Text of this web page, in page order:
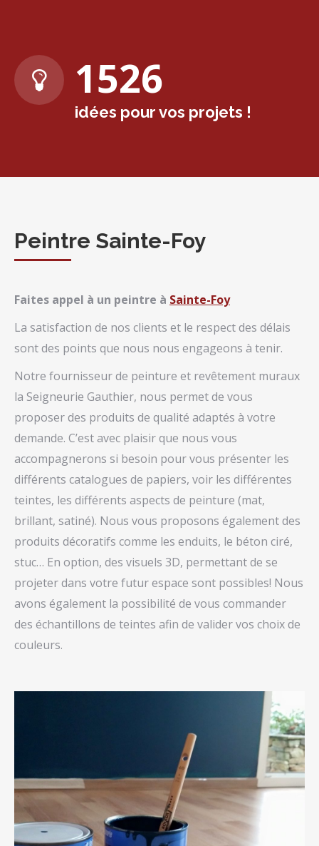
1569
idées pour vos projets !
Peintre Sainte-Foy
Faites appel à un peintre à Sainte-Foy
La satisfaction de nos clients et le respect des délais
sont des points que nous nous engageons à tenir.
Notre fournisseur de peinture et revêtement muraux
la Seigneurie Gauthier, nous permet de vous
proposer des produits de qualité adaptés à votre
demande. C’est avec plaisir que nous vous
accompagnerons si besoin pour vous présenter les
différents catalogues de papiers, voir les différentes
teintes, les différents aspects de peinture (mat,
brillant, satiné). Nous vous proposons également des
produits décoratifs comme les enduits, le béton ciré,
stuc… En option, des visuels 3D, permettant de se
projeter dans votre futur espace sont possibles! Nous
avons également la possibilité de vous commander
des échantillons de teintes afin de valider vos choix de
couleurs.